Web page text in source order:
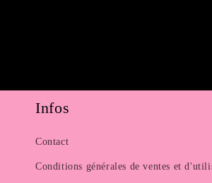
Infos
Contact
Conditions générales de ventes et